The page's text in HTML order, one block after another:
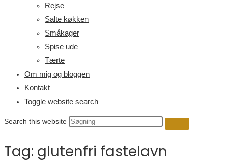
Rejse
Salte køkken
Småkager
Spise ude
Tærte
Om mig og bloggen
Kontakt
Toggle website search
Search this website
Tag: glutenfri fastelavn